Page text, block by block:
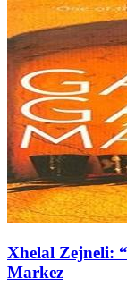
Xhelal Zejneli:
Markez